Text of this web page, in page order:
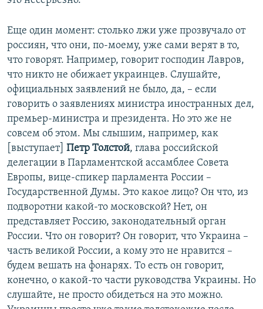
Еще один момент: столько лжи уже прозвучало от
россиян, что они, по-моему, уже сами верят в то,
что говорят. Например, говорит господин Лавров,
что никто не обижает украинцев. Слушайте,
официальных заявлений не было, да, – если
говорить о заявлениях министра иностранных дел,
премьер-министра и президента. Но это же не
совсем об этом. Мы слышим, например, как
[выступает] Петр Толстой, глава российской
делегации в Парламентской ассамблее Совета
Европы, вице-спикер парламента России –
Государственной Думы. Это какое лицо? Он что, из
подворотни какой-то московской? Нет, он
представляет Россию, законодательный орган
России. Что он говорит? Он говорит, что Украина –
часть великой России, а кому это не нравится –
будем вешать на фонарях. То есть он говорит,
конечно, о какой-то части руководства Украины. Но
слушайте, не просто обидеться на это можно.